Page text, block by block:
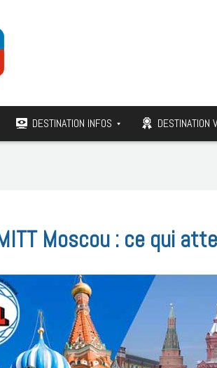
DESTINATION INFOS DESTINATION
Moscou : ce qui